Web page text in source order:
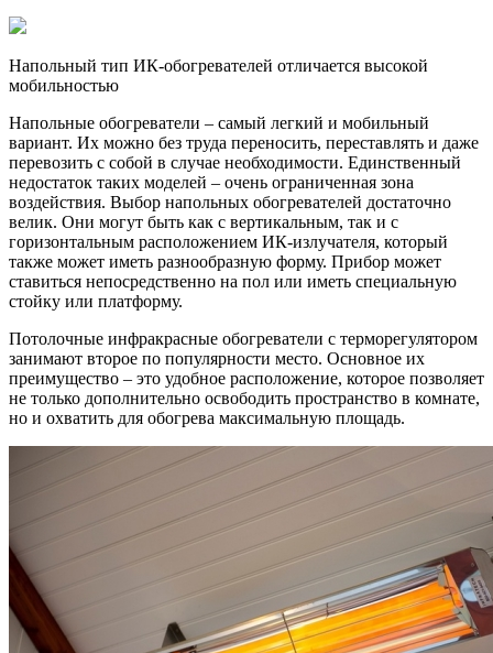
Напольный тип ИК-обогревателей отличается высокой
мобильностью
Напольные обогреватели – самый легкий и мобильный
вариант. Их можно без труда переносить, переставлять и даже
перевозить с собой в случае необходимости. Единственный
недостаток таких моделей – очень ограниченная зона
воздействия. Выбор напольных обогревателей достаточно
велик. Они могут быть как с вертикальным, так и с
горизонтальным расположением ИК-излучателя, который
также может иметь разнообразную форму. Прибор может
ставиться непосредственно на пол или иметь специальную
стойку или платформу.
Потолочные инфракрасные обогреватели с терморегулятором
занимают второе по популярности место. Основное их
преимущество – это удобное расположение, которое позволяет
не только дополнительно освободить пространство в комнате,
но и охватить для обогрева максимальную площадь.